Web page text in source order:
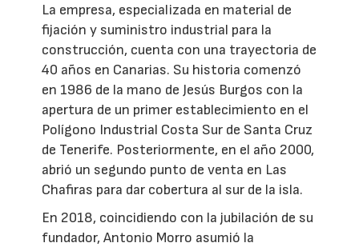
La empresa, especializada en material de
fijación y suministro industrial para la
construcción, cuenta con una trayectoria de
40 años en Canarias. Su historia comenzó
en 1986 de la mano de Jesús Burgos con la
apertura de un primer establecimiento en el
Polígono Industrial Costa Sur de Santa Cruz
de Tenerife. Posteriormente, en el año 2000,
abrió un segundo punto de venta en Las
Chafiras para dar cobertura al sur de la isla.
En 2018, coincidiendo con la jubilación de su
fundador, Antonio Morro asumió la